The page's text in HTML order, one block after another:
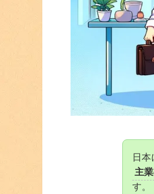
日
主
す。